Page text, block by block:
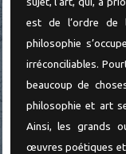
est de l’ordre de
philosophie
irréconciliables.
beaucoup de
philosophie et art
Ainsi, les grands
œuvres poétiques